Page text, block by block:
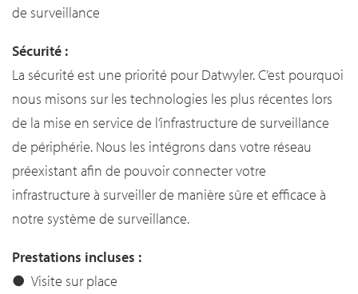
de surveillance
Sécurité :
La sécurité est une priorité pour Datwyler. C’est pourquoi
nous misons sur les technologies les plus récentes lors
de la mise en service de l’infrastructure de surveillance
de périphérie. Nous les intégrons dans votre réseau
préexistant afin de pouvoir connecter votre
infrastructure à surveiller de manière sûre et efficace à
notre système de surveillance.
Prestations incluses :
● Visite sur place